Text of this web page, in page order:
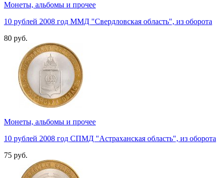
Монеты, альбомы и прочее
10 рублей 2008 год ММД "Свердловская область", из оборота
80 руб.
Монеты, альбомы и прочее
10 рублей 2008 год СПМД "Астраханская область", из оборота
75 руб.